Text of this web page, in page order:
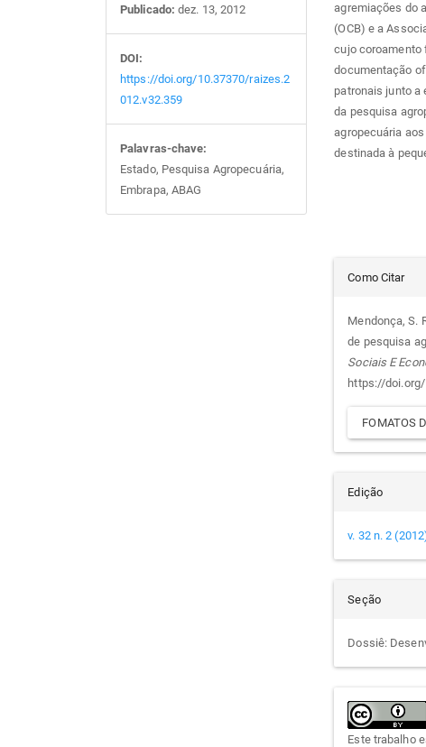
Publicado: dez. 13, 2012
DOI:
https://doi.org/10.37370/raizes.2
012.v32.359
Palavras-chave:
Estado, Pesquisa Agropecuária,
Embrapa, ABAG
agremiações do
(OCB) e a
cujo coroamento
documentação
patronais junto a
da pesquisa
agropecuária
destinada à
do
Como Citar
Mendonça, S.
de pesquisa
Sociais E
https://
FOMATOS
Edição
v. 32 n. 2
Seção
Dossiê:
Este trabalho